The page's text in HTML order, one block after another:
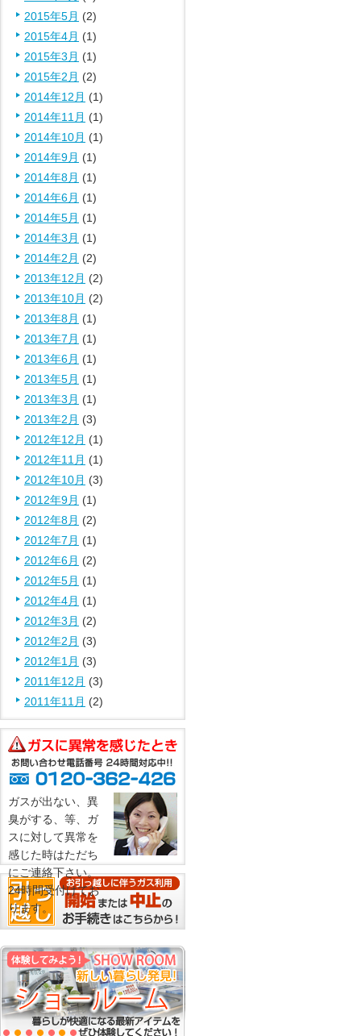
2015年5月 (2)
2015年4月 (1)
2015年3月 (1)
2015年2月 (2)
2014年12月 (1)
2014年11月 (1)
2014年10月 (1)
2014年9月 (1)
2014年8月 (1)
2014年6月 (1)
2014年5月 (1)
2014年3月 (1)
2014年2月 (2)
2013年12月 (2)
2013年10月 (2)
2013年8月 (1)
2013年7月 (1)
2013年6月 (1)
2013年5月 (1)
2013年3月 (1)
2013年2月 (3)
2012年12月 (1)
2012年11月 (1)
2012年10月 (3)
2012年9月 (1)
2012年8月 (2)
2012年7月 (1)
2012年6月 (2)
2012年5月 (1)
2012年4月 (1)
2012年3月 (2)
2012年2月 (3)
2012年1月 (3)
2011年12月 (3)
2011年11月 (2)
ガスが出ない、異
臭がする、等、ガ
スに対して異常を
感じた時はただち
にご連絡下さい。
24時間受付けてお
ります。